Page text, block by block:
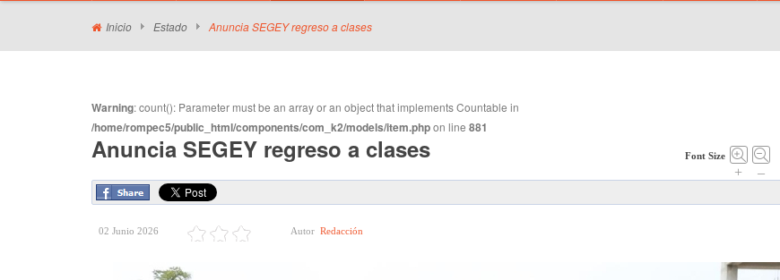
Inicio Estado Anuncia SEGEY regreso a clases
Warning: count(): Parameter must be an array or an object that implements Countable in
/home/rompec5/public_html/components/com_k2/models/item.phpon line 881
Anuncia SEGEY regreso a clases Font Size
+ –
02 Junio 2026 Autor Redacción